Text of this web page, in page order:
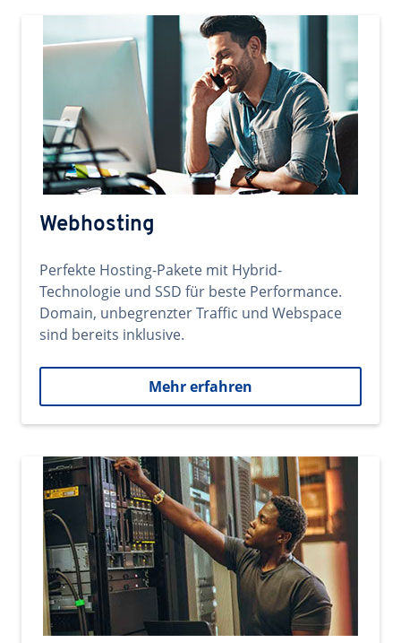
Webhosting
Perfekte Hosting-Pakete mit Hybrid-
Technologie und SSD für beste Performance.
Domain, unbegrenzter Traffic und Webspace
sind bereits inklusive.
Mehr erfahren